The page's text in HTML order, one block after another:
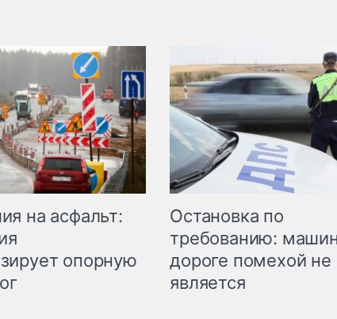
на асфальт:
опорную
Остановка по
требованию:
дороге помехой не
является